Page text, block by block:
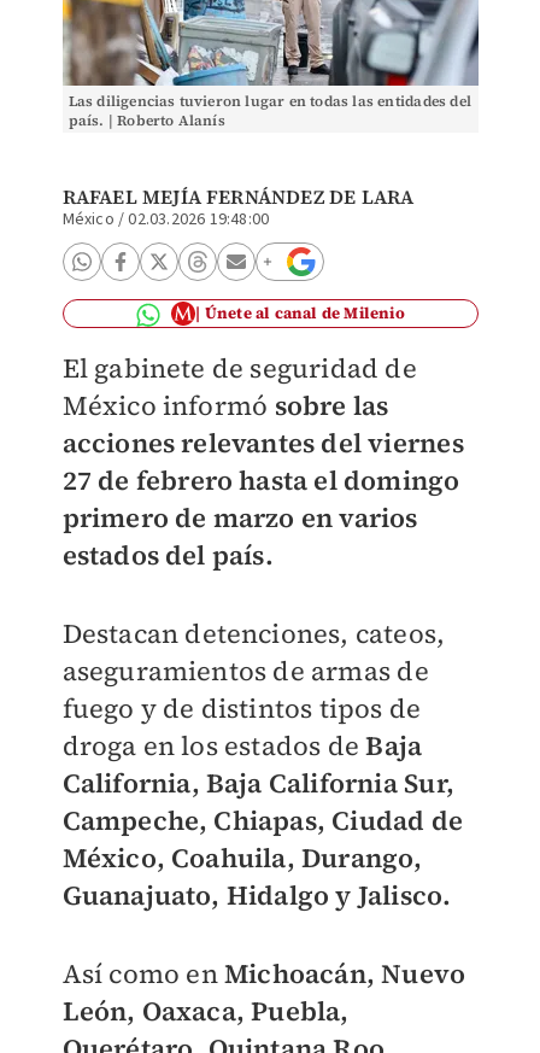
Las diligencias tuvieron lugar en todas las entidades del
país. | Roberto Alanís
RAFAEL MEJÍA FERNÁNDEZ DE LARA
México /02.03.2026 19:48:00
Únete al canal de Milenio
El gabinete de seguridad de
México informó sobre las
acciones relevantes del viernes
27 de febrero hasta el domingo
primero de marzo en varios
estados del país.
Destacan detenciones, cateos,
aseguramientos de armas de
fuego y de distintos tipos de
droga en los estados deBaja
California, Baja California Sur,
Campeche, Chiapas, Ciudad de
México, Coahuila, Durango,
Guanajuato, Hidalgo y Jalisco.
Así como enMichoacán, Nuevo
León, Oaxaca, Puebla,